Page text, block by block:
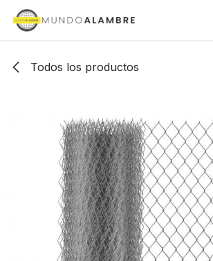
Ir al contenido
Todos los productos